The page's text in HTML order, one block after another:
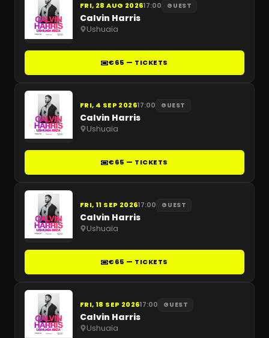
FRI, 28 AUG 202617:00 GUEST
Calvin Harris
Ushuaïa
€65 — TICKETS
FRI, 4 SEP 202617:00 GUEST
Calvin Harris
Ushuaïa
€65 — TICKETS
FRI, 11 SEP 202617:00 GUEST
Calvin Harris
Ushuaïa
€65 — TICKETS
FRI, 18 SEP 202617:00 GUEST
Calvin Harris
Ushuaïa